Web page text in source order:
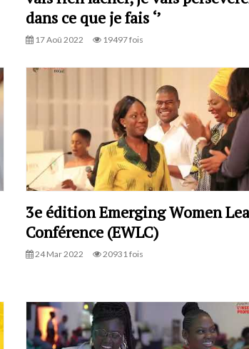
dans ce que je fais ‘’
17 Aoû 2022 19497 fois
3e édition Emerging Women
Conférence (EWLC)
24 Mar 2022 20931 fois